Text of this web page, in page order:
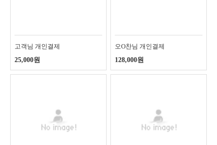
고객님 개인결제
25,000원
오O찬님 개인결제
128,000원